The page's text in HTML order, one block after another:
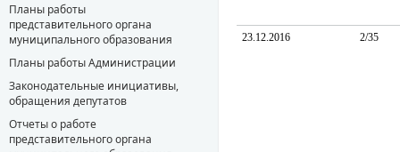
Планы работы
представительного органа
муниципального образования
Планы работы Администрации
Законодательные инициативы,
обращения депутатов
Отчеты о работе
представительного органа
23.12.2016 2/35